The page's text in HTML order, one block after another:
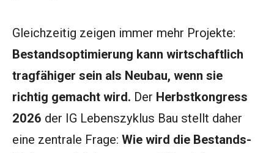
Gleichzeitig zeigen immer mehr Projekte:
Bestandsoptimierung kann wirtschaftlich
tragfähiger sein als Neubau, wenn sie
richtig gemacht wird. Der Herbstkongress
2026 der IG Lebenszyklus Bau stellt daher
eine zentrale Frage: Wie wird die Bestands-